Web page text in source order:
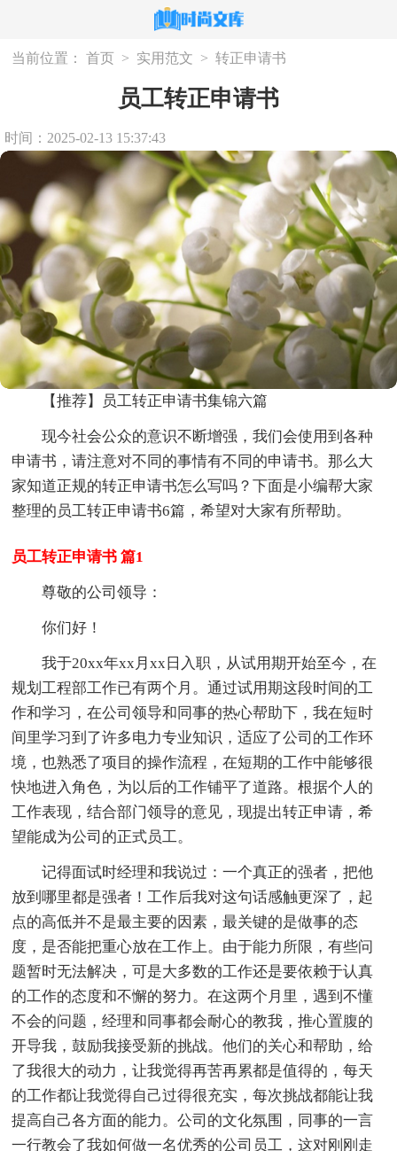
当前位置： 首页 > 实用范文 > 转正申请书
员工转正申请书
时间：2025-02-13 15:37:43
【推荐】员工转正申请书集锦六篇
现今社会公众的意识不断增强，我们会使用到各种
申请书，请注意对不同的事情有不同的申请书。那么大
家知道正规的转正申请书怎么写吗？下面是小编帮大家
整理的员工转正申请书6篇，希望对大家有所帮助。
员工转正申请书 篇1
尊敬的公司领导：
你们好！
我于20xx年xx月xx日入职，从试用期开始至今，在
规划工程部工作已有两个月。通过试用期这段时间的工
作和学习，在公司领导和同事的热心帮助下，我在短时
间里学习到了许多电力专业知识，适应了公司的工作环
境，也熟悉了项目的操作流程，在短期的工作中能够很
快地进入角色，为以后的工作铺平了道路。根据个人的
工作表现，结合部门领导的意见，现提出转正申请，希
望能成为公司的正式员工。
记得面试时经理和我说过：一个真正的强者，把他
放到哪里都是强者！工作后我对这句话感触更深了，起
点的高低并不是最主要的因素，最关键的是做事的态
度，是否能把重心放在工作上。由于能力所限，有些问
题暂时无法解决，可是大多数的工作还是要依赖于认真
的工作的态度和不懈的努力。在这两个月里，遇到不懂
不会的问题，经理和同事都会耐心的教我，推心置腹的
开导我，鼓励我接受新的挑战。他们的关心和帮助，给
了我很大的动力，让我觉得再苦再累都是值得的，每天
的工作都让我觉得自己过得很充实，每次挑战都能让我
提高自己各方面的能力。公司的文化氛围，同事的一言
一行教会了我如何做一名优秀的公司员工，这对刚刚走